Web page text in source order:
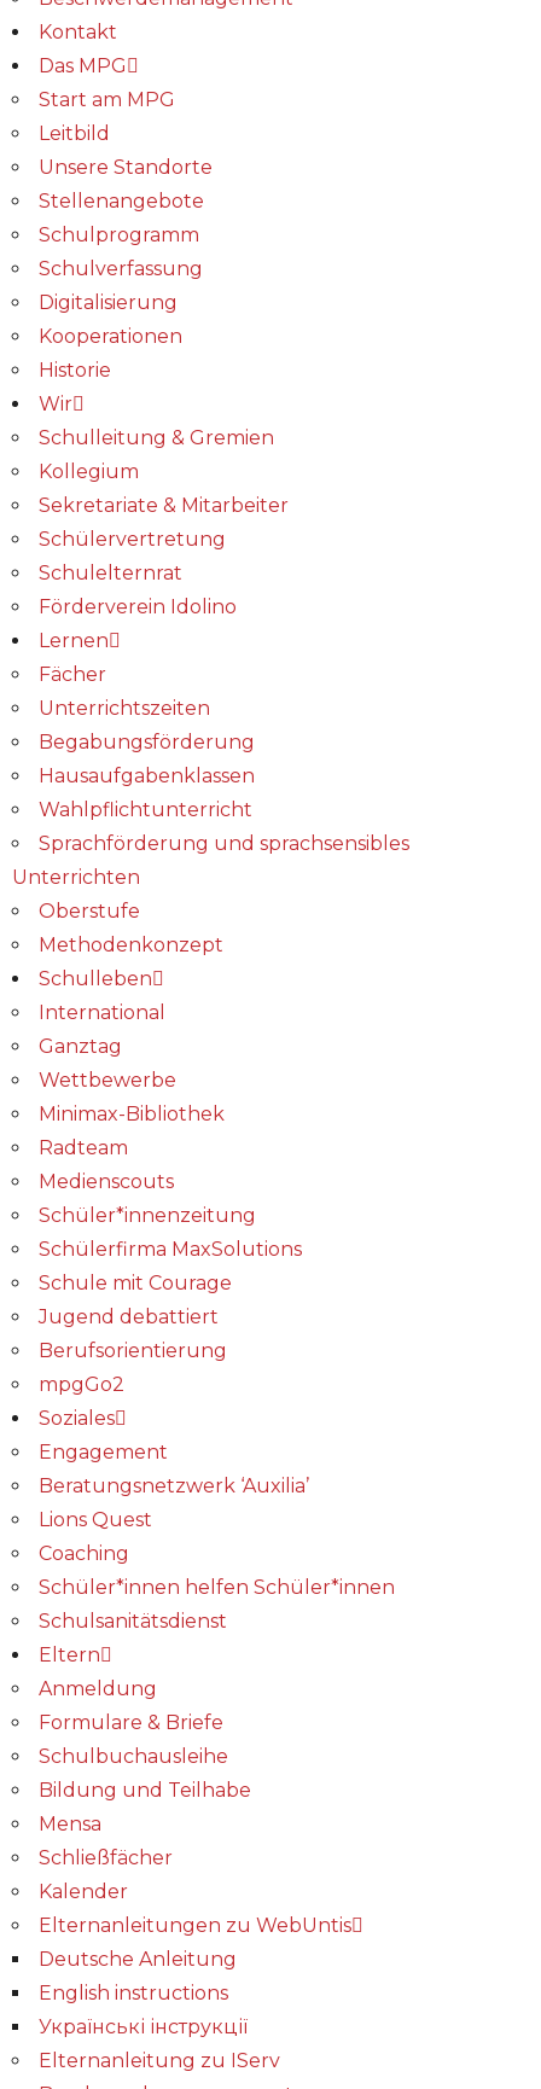
Kontakt
Das MPG
Start am MPG
Leitbild
Unsere Standorte
Stellenangebote
Schulprogramm
Schulverfassung
Digitalisierung
Kooperationen
Historie
Wir
Schulleitung & Gremien
Kollegium
Sekretariate & Mitarbeiter
Schülervertretung
Schulelternrat
Förderverein Idolino
Lernen
Fächer
Unterrichtszeiten
Begabungs­förderung
Hausaufgabenklassen
Wahlpflichtunterricht
Sprachförderung und sprachsensibles
Unterrichten
Oberstufe
Methodenkonzept
Schulleben
International
Ganztag
Wettbewerbe
Minimax-Bibliothek​
Radteam
Medienscouts
Schüler*innenzeitung
Schülerfirma MaxSolutions
Schule mit Courage
Jugend debattiert
Berufsorientierung
mpgGo2
Soziales
Engagement
Beratungsnetzwerk ‘Auxilia’
Lions Quest
Coaching
Schüler*innen helfen Schüler*innen
Schulsanitätsdienst
Eltern
Anmeldung
Formulare & Briefe
Schulbuchausleihe
Bildung und Teilhabe
Mensa
Schließfächer
Kalender
Elternanleitungen zu WebUntis
Deutsche Anleitung
English instructions
Українські інструкції
Elternanleitung zu IServ